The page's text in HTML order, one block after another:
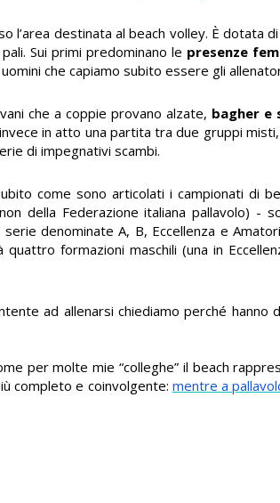
l’area destinata al beach volley. È dotata
Sui primi predominano le presenze
che capiamo subito essere gli
che a coppie provano alzate, bagher e
in atto una partita tra due gruppi
di impegnativi scambi.
come sono articolati i campionati di
della Federazione italiana pallavolo) -
denominate A, B, Eccellenza e
formazioni maschili (una in
ad allenarsi chiediamo perché hanno
per molte mie “colleghe” il beach
completo e coinvolgente: mentre a